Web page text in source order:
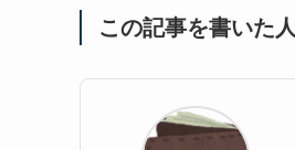
この記事を書いた人